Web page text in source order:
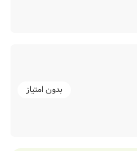
بدون امتیاز